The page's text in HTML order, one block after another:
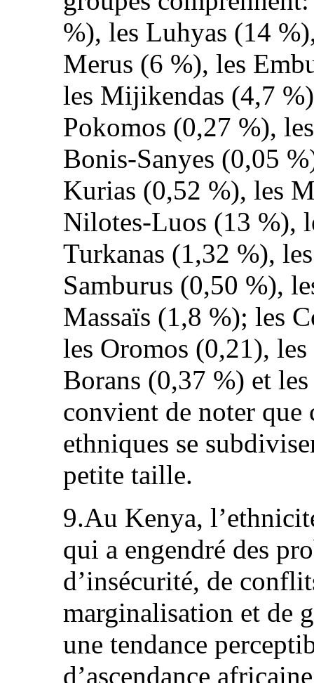
%), les Luhyas (14
Merus (6 %), les
les Mijikendas (4,7
Pokomos (0,27 %),
Bonis-Sanyes (0,05
Kurias (0,52 %), les
Nilotes-Luos (13 %),
Turkanas (1,32 %),
Samburus (0,50 %),
Massaïs (1,8 %); les
les Oromos (0,21),
Borans (0,37 %) et
convient de noter que
ethniques se
petite taille.
9.Au Kenya,
qui a engendré des
d’insécurité, de
marginalisation et de
une tendance
d’ascendance